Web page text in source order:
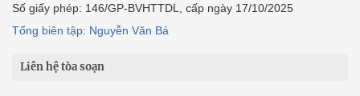
Số giấy phép: 146/GP-BVHTTDL, cấp ngày 17/10/2025
Tổng biên tập: Nguyễn Văn Bá
Liên hệ tòa soạn